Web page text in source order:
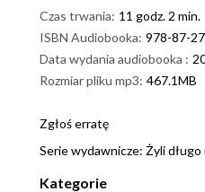
Czas trwania: 11 godz. 2 min.
ISBN Audiobooka: 978-87-
Data wydania audiobooka :
Rozmiar pliku mp3: 467.1MB
Zgłoś erratę
Serie wydawnicze: Żyli długo
Kategorie